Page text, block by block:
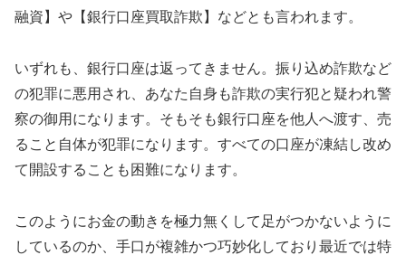
融資】や【銀行口座買取詐欺】などとも言われます。
いずれも、銀行口座は返ってきません。振り込め詐欺など
の犯罪に悪用され、あなた自身も詐欺の実行犯と疑われ警
察の御用になります。そもそも銀行口座を他人へ渡す、売
ること自体が犯罪になります。すべての口座が凍結し改め
て開設することも困難になります。
このようにお金の動きを極力無くして足がつかないように
しているのか、手口が複雑かつ巧妙化しており最近では特